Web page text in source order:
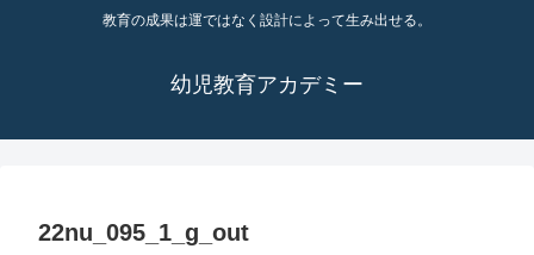
教育の成果は運ではなく設計によって生み出せる。
幼児教育アカデミー
22nu_095_1_g_out